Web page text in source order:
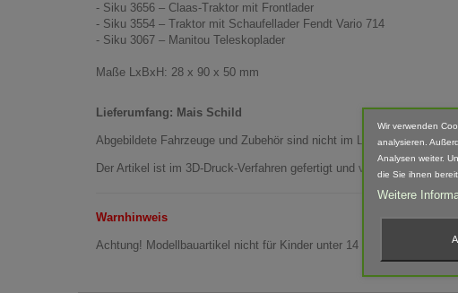
- Siku 3656 – Claas-Traktor mit Frontlader
- Siku 3554 – Traktor mit Schaufellader Fendt Vario 714
- Siku 3067 – Manitou Teleskoplader
Maße LxBxH: 28 x 90 x 50 mm
Lieferumfang: Mais Schild
Abgebildete Fahrzeuge und Zubehör sind nicht im Lieferumfang
Der Artikel ist im 3D-Druck-Verfahren gefertigt und von Hand nach
Warnhinweis
Achtung! Modellbauartikel nicht für Kinder unter 14 Jahren geeignet!
Wir verwenden
analysieren.
Analysen weiter.
die Sie ihnen
Weitere